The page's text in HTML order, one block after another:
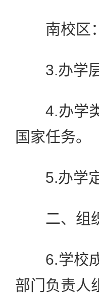
南校区：
3.办学层
4.办学类
国家任务。
5.办学定
二、组
6.学校成
部门负责人